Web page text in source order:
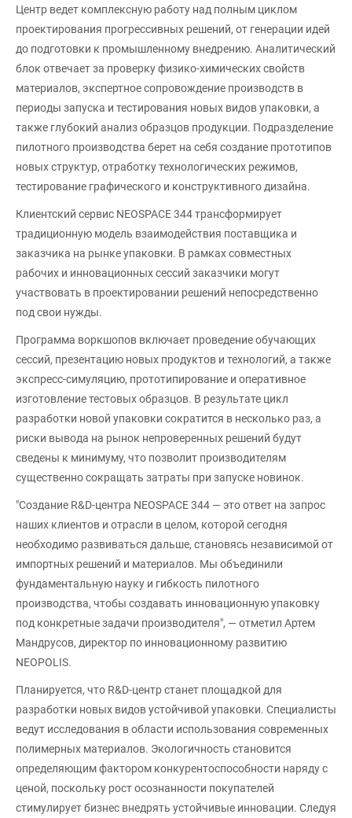
Центр ведет комплексную работу над полным циклом
проектирования прогрессивных решений, от генерации идей
до подготовки к промышленному внедрению. Аналитический
блок отвечает за проверку физико-химических свойств
материалов, экспертное сопровождение производств в
периоды запуска и тестирования новых видов упаковки, а
также глубокий анализ образцов продукции. Подразделение
пилотного производства берет на себя создание прототипов
новых структур, отработку технологических режимов,
тестирование графического и конструктивного дизайна.
Клиентский сервис NEOSPACE 344 трансформирует
традиционную модель взаимодействия поставщика и
заказчика на рынке упаковки. В рамках совместных
рабочих и инновационных сессий заказчики могут
участвовать в проектировании решений непосредственно
под свои нужды.
Программа воркшопов включает проведение обучающих
сессий, презентацию новых продуктов и технологий, а также
экспресс-симуляцию, прототипирование и оперативное
изготовление тестовых образцов. В результате цикл
разработки новой упаковки сократится в несколько раз, а
риски вывода на рынок непроверенных решений будут
сведены к минимуму, что позволит производителям
существенно сокращать затраты при запуске новинок.
"Создание R&D-центра NEOSPACE 344 — это ответ на запрос
наших клиентов и отрасли в целом, которой сегодня
необходимо развиваться дальше, становясь независимой от
импортных решений и материалов. Мы объединили
фундаментальную науку и гибкость пилотного
производства, чтобы создавать инновационную упаковку
под конкретные задачи производителя", — отметил Артем
Мандрусов, директор по инновационному развитию
NEOPOLIS.
Планируется, что R&D-центр станет площадкой для
разработки новых видов устойчивой упаковки. Специалисты
ведут исследования в области использования современных
полимерных материалов. Экологичность становится
определяющим фактором конкурентоспособности наряду с
ценой, поскольку рост осознанности покупателей
стимулирует бизнес внедрять устойчивые инновации. Следуя